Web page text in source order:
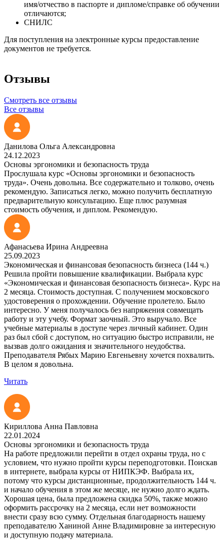
имя/отчество в паспорте и дипломе/справке об обучении
отличаются;
СНИЛС
Для поступления на электронные курсы предоставление
документов не требуется.
Отзывы
Смотреть все отзывы
Все отзывы
Данилова Ольга Александровна
24.12.2023
Основы эргономики и безопасность труда
Прослушала курс «Основы эргономики и безопасность
труда». Очень довольна. Все содержательно и толково, очень
рекомендую. Записаться легко, можно получить бесплатную
предварительную консультацию. Еще плюс разумная
стоимость обучения, и диплом. Рекомендую.
Афанасьева Ирина Андреевна
25.09.2023
Экономическая и финансовая безопасность бизнеса (144 ч.)
Решила пройти повышение квалификации. Выбрала курс
«Экономическая и финансовая безопасность бизнеса». Курс на
2 месяца. Стоимость доступная. С получением московского
удостоверения о прохождении. Обучение пролетело. Было
интересно. У меня получалось без напряжения совмещать
работу и эту учебу. Формат заочный. Это выручало. Все
учебные материалы в доступе через личный кабинет. Один
раз был сбой с доступом, но ситуацию быстро исправили, не
вызвав долго ожидания и значительного неудобства.
Преподавателя Рябых Марию Евгеньевну хочется похвалить.
В целом я довольна.
Читать
Кириллова Анна Павловна
22.01.2024
Основы эргономики и безопасность труда
На работе предложили перейти в отдел охраны труда, но с
условием, что нужно пройти курсы переподготовки. Поискав
в интернете, выбрала курсы от НИПКЭФ. Выбрала их,
потому что курсы дистанционные, продолжительность 144 ч.
и начало обучения в этом же месяце, не нужно долго ждать.
Хорошая цена, была предложена скидка 50%, также можно
оформить рассрочку на 2 месяца, если нет возможности
внести сразу всю сумму. Отдельная благодарность нашему
преподавателю Ханиной Анне Владимировне за интересную
и доступную подачу материала.